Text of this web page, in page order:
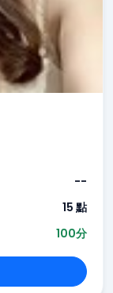
--
15 點
100分